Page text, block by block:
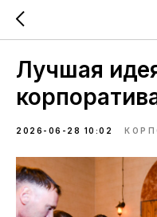
Лучшая
2026-06-28 10:02